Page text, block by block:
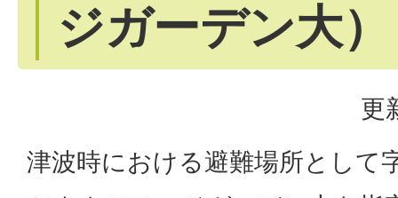
ジガーデン大）
更
津波時における避難場所として